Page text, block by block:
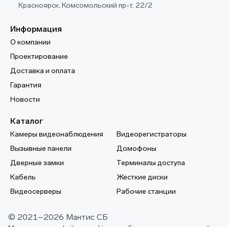
Красноярск, Комсомольский пр-т, 22/2
Информация
О компании
Проектирование
Доставка и оплата
Гарантия
Новости
Каталог
Камеры видеонаблюдения
Видеорегистраторы
Вызывные панели
Домофоны
Дверные замки
Терминалы доступа
Кабель
Жесткие диски
Видеосерверы
Рабочие станции
© 2021–2026 Мантис СБ